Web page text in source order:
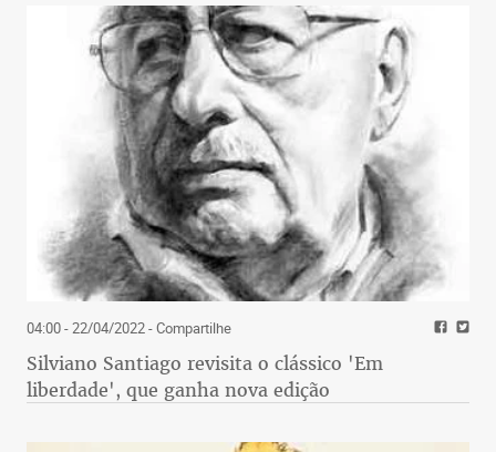
04:00 - 22/04/2022- Compartilhe
Silviano Santiago revisita o clássico 'Em
liberdade', que ganha nova edição